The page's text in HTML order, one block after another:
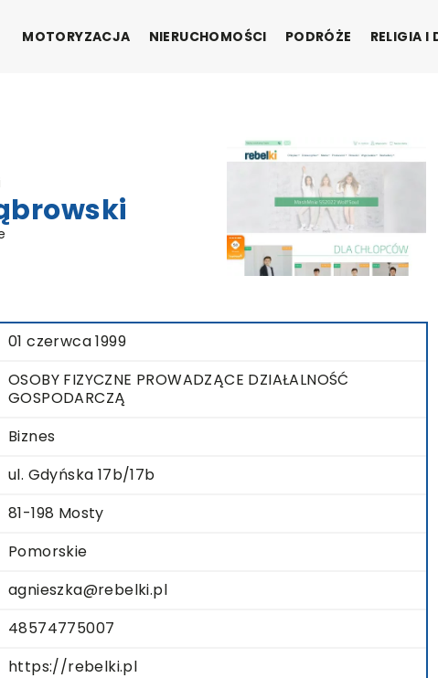
MOTORYZACJA NIERUCHOMOŚCI PODRÓŻE RELIGIA I
01 czerwca 1999
OSOBY FIZYCZNE PROWADZĄCE DZIAŁALNOŚĆ
GOSPODARCZĄ
Biznes
ul. Gdyńska 17b/17b
81-198 Mosty
Pomorskie
agnieszka@rebelki.pl
48574775007
https://rebelki.pl